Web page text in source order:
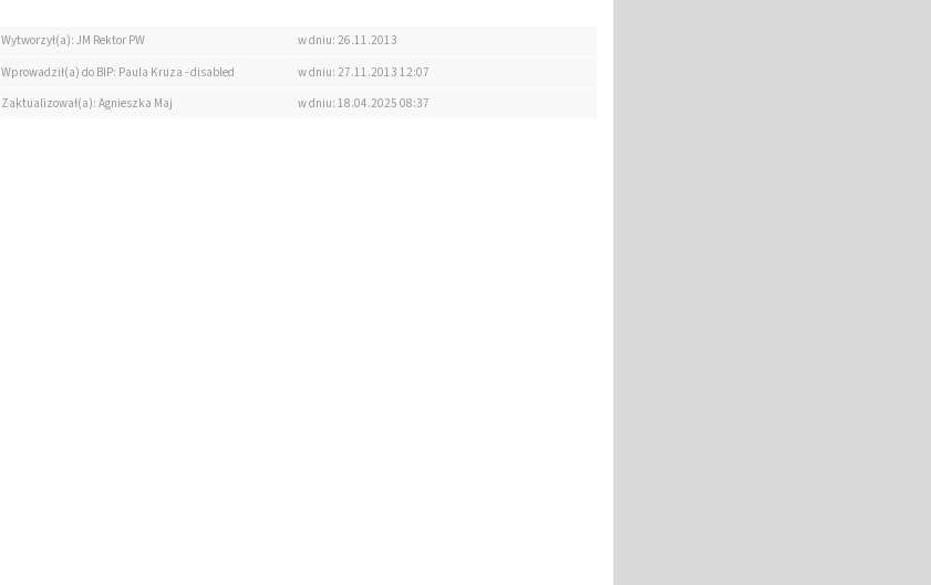
Wytworzył(a): JM Rektor PW
w dniu: 26.11.2013
Wprowadził(a) do BIP: Paula Kruza - disabled
w dniu: 27.11.2013 12:07
Zaktualizował(a): Agnieszka Maj
w dniu: 18.04.2025 08:37